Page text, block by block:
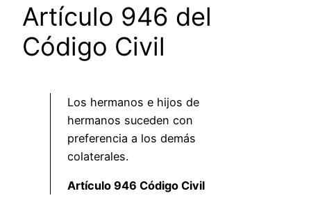
Artículo 946 del
Código Civil
Los hermanos e hijos de
hermanos suceden con
preferencia a los demás
colaterales.
Artículo 946 Código Civil